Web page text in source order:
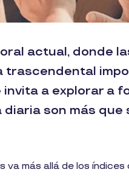
actual, donde
trascendental
invita a explorar a
son más que
más allá de los